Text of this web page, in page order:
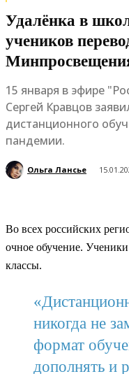
Удалёнка в
учеников
15 января в эфире
Сергей Кравцов
дистанционного
пандемии.
Ольга Лансье
Во всех российских
очное обучение.
классы.
никогда не
формат
дополнять и